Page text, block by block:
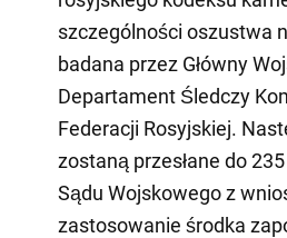
szczególności oszustwa
badana przez Główny
Departament Śledczy
Federacji Rosyjskiej.
zostaną przesłane do
Sądu Wojskowego z
zastosowanie środka